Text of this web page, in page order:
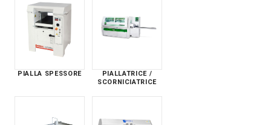
PIALLA SPESSORE
PIALLATRICE /
SCORNICIATRICE